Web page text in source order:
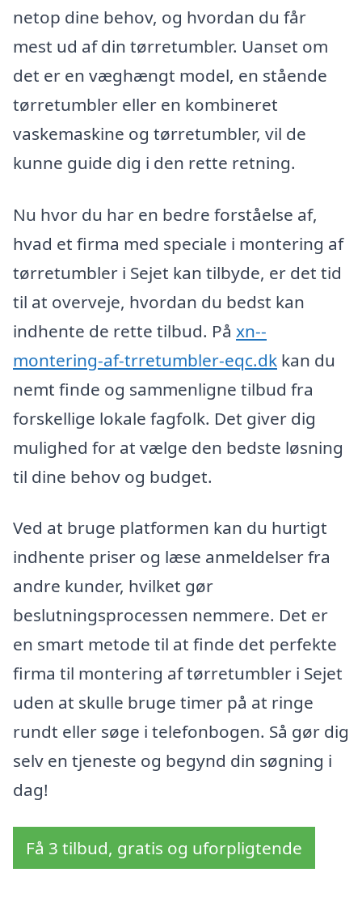
netop dine behov, og hvordan du får
mest ud af din tørretumbler. Uanset om
det er en væghængt model, en stående
tørretumbler eller en kombineret
vaskemaskine og tørretumbler, vil de
kunne guide dig i den rette retning.
Nu hvor du har en bedre forståelse af,
hvad et firma med speciale i montering af
tørretumbler i Sejet kan tilbyde, er det tid
til at overveje, hvordan du bedst kan
indhente de rette tilbud. På xn--
montering-af-trretumbler-eqc.dk kan du
nemt finde og sammenligne tilbud fra
forskellige lokale fagfolk. Det giver dig
mulighed for at vælge den bedste løsning
til dine behov og budget.
Ved at bruge platformen kan du hurtigt
indhente priser og læse anmeldelser fra
andre kunder, hvilket gør
beslutningsprocessen nemmere. Det er
en smart metode til at finde det perfekte
firma til montering af tørretumbler i Sejet
uden at skulle bruge timer på at ringe
rundt eller søge i telefonbogen. Så gør dig
selv en tjeneste og begynd din søgning i
dag!
Få 3 tilbud, gratis og uforpligtende